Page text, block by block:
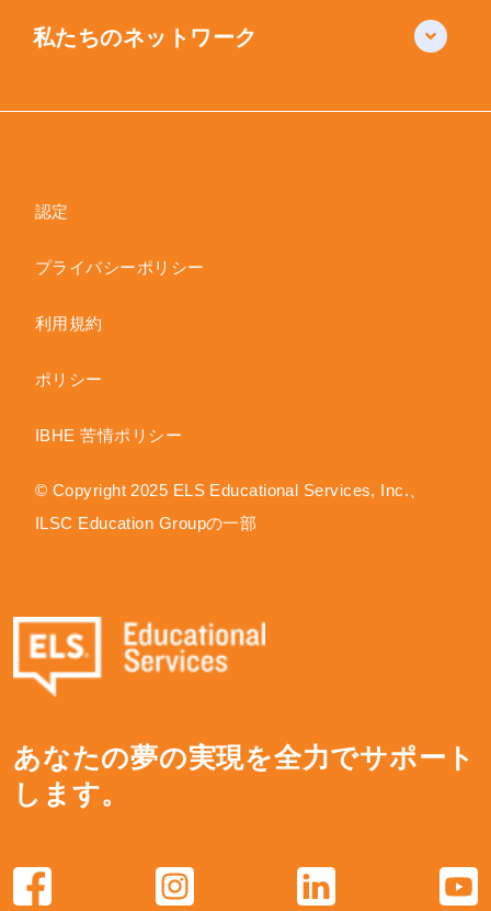
あなたの夢の実現を全力でサポート
します。
私たちのネットワーク
認定
プライバシーポリシー
利用規約
ポリシー
IBHE 苦情ポリシー
© Copyright 2025 ELS Educational Services, Inc.、
ILSC Education Groupの一部